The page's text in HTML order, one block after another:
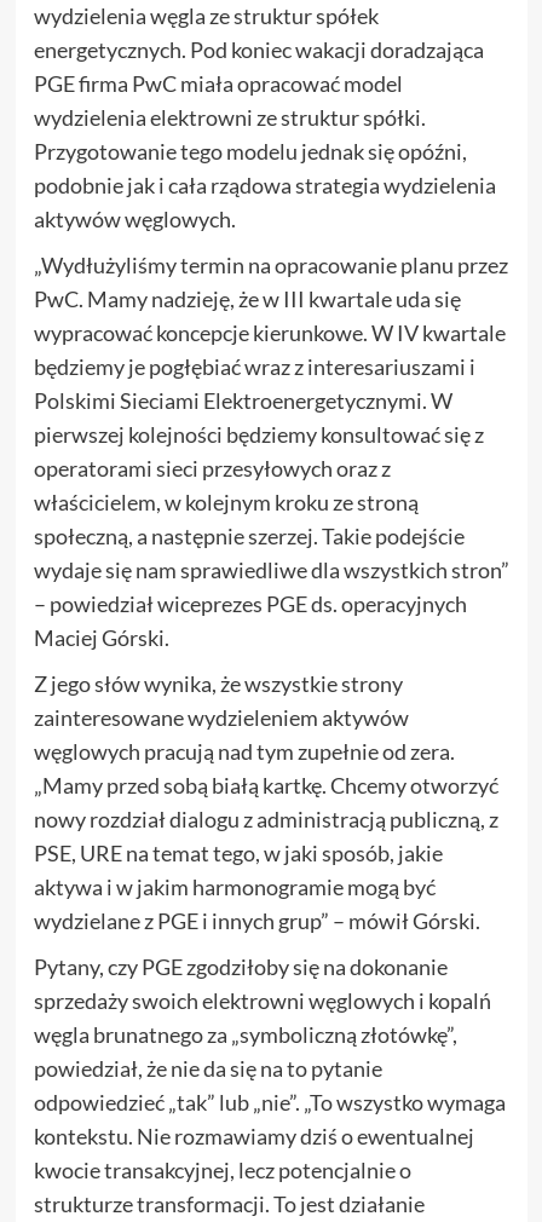
wydzielenia węgla ze struktur spółek
energetycznych. Pod koniec wakacji doradzająca
PGE firma PwC miała opracować model
wydzielenia elektrowni ze struktur spółki.
Przygotowanie tego modelu jednak się opóźni,
podobnie jak i cała rządowa strategia wydzielenia
aktywów węglowych.
„Wydłużyliśmy termin na opracowanie planu przez
PwC. Mamy nadzieję, że w III kwartale uda się
wypracować koncepcje kierunkowe. W IV kwartale
będziemy je pogłębiać wraz z interesariuszami i
Polskimi Sieciami Elektroenergetycznymi. W
pierwszej kolejności będziemy konsultować się z
operatorami sieci przesyłowych oraz z
właścicielem, w kolejnym kroku ze stroną
społeczną, a następnie szerzej. Takie podejście
wydaje się nam sprawiedliwe dla wszystkich stron”
– powiedział wiceprezes PGE ds. operacyjnych
Maciej Górski.
Z jego słów wynika, że wszystkie strony
zainteresowane wydzieleniem aktywów
węglowych pracują nad tym zupełnie od zera.
„Mamy przed sobą białą kartkę. Chcemy otworzyć
nowy rozdział dialogu z administracją publiczną, z
PSE, URE na temat tego, w jaki sposób, jakie
aktywa i w jakim harmonogramie mogą być
wydzielane z PGE i innych grup” – mówił Górski.
Pytany, czy PGE zgodziłoby się na dokonanie
sprzedaży swoich elektrowni węglowych i kopalń
węgla brunatnego za „symboliczną złotówkę”,
powiedział, że nie da się na to pytanie
odpowiedzieć „tak” lub „nie”. „To wszystko wymaga
kontekstu. Nie rozmawiamy dziś o ewentualnej
kwocie transakcyjnej, lecz potencjalnie o
strukturze transformacji. To jest działanie